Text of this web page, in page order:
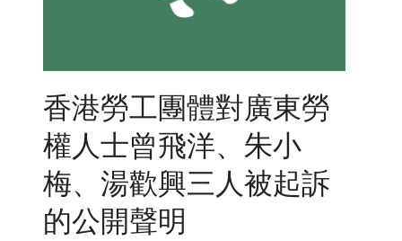
香港勞工團體對廣東勞
權人士曾飛洋、朱小
梅、湯歡興三人被起訴
的公開聲明